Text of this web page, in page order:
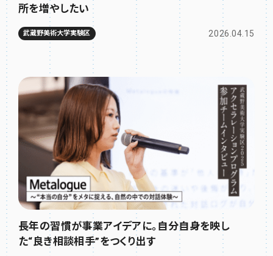
所を増やしたい
武蔵野美術大学実験区 2026.04.15
長年の習慣が事業アイデアに。自分自身を映し
た“良き相談相手”をつくり出す